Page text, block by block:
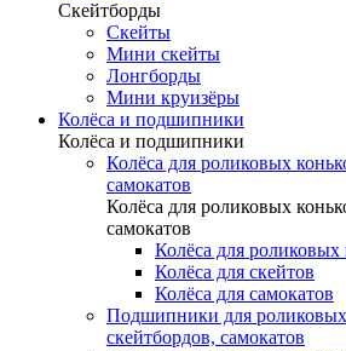
Скейтборды
Скейты
Мини скейты
Лонгборды
Мини круизёры
Колёса и подшипники
Колёса и подшипники
Колёса для роликовых
самокатов
Колёса для роликовых
самокатов
Колёса для роликовых
Колёса для скейтов
Колёса для самокатов
Подшипники для роликовых
скейтбордов, самокатов